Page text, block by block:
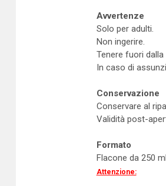
Avvertenze
Solo per adulti.
Non ingerire.
Tenere fuori
In caso di
Conservazione
Conservare al
Validità post-
Formato
Flacone da 250 ml
Attenzione: